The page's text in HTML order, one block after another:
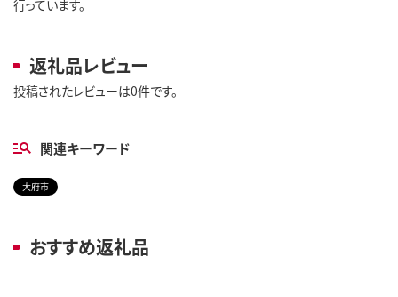
行っています。
返礼品レビュー
投稿されたレビューは0件です。
関連キーワード
大府市
おすすめ返礼品